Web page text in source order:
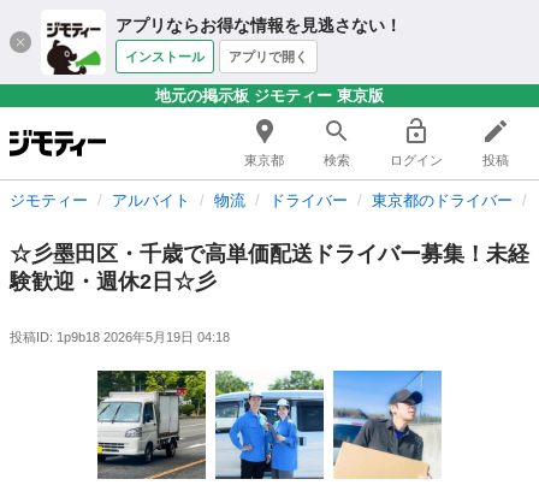
アプリならお得な情報を見逃さない！
インストール アプリで開く
地元の掲示板 ジモティー 東京版
東京都 検索 ログイン 投稿
ジモティー アルバイト 物流 ドライバー 東京都のドライバー
☆彡墨田区・千歳で高単価配送ドライバー募集！未経
験歓迎・週休2日☆彡
投稿ID: 1p9b18 2026年5月19日 04:18